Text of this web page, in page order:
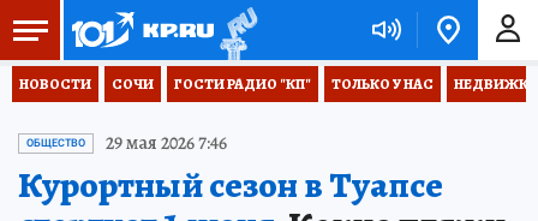
НОВОСТИ СОЧИ ГОСТИ РАДИО "КП" ТОЛЬКО У НАС НЕДВИЖКА
ОБЩЕСТВО 29 мая 2026 7:46
Курортный сезон в Туапсе